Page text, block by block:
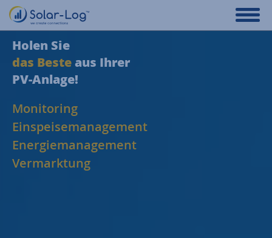
Holen Sie
das Besteaus Ihrer
PV-Anlage!
Monitoring
Einspeisemanagement
Energiemanagement
Vermarktung